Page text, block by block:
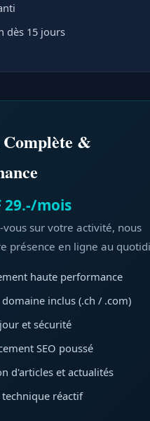
dès 15 jours
&
29.-/mois
vous sur votre activité, nous
présence en ligne au
haute performance
inclus (.ch / .com)
et sécurité
SEO poussé
d'articles et actualités
réactif